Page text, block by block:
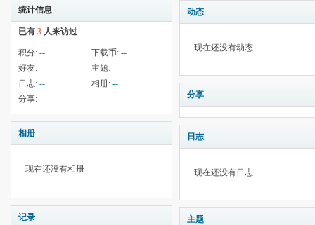
统计信息
已有 3 人来访过
积分: -- 下载币: --
好友: -- 主题: --
日志: -- 相册: --
分享: --
相册
现在还没有相册
记录
动态
现在还没有动态
分享
日志
现在还没有日志
主题